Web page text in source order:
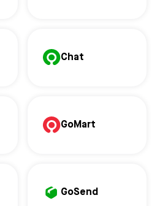
Chat
GoMart
GoSend